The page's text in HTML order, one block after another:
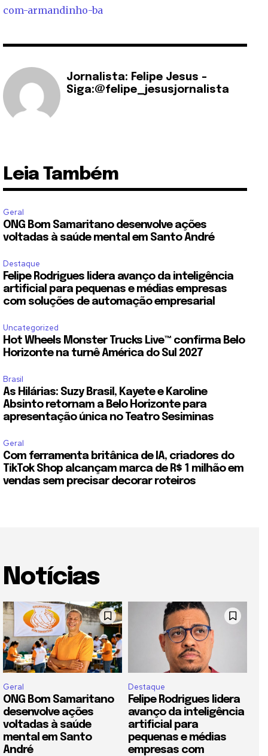
com-armandinho-ba
Jornalista: Felipe Jesus -
Siga:@felipe_jesusjornalista
Leia Também
Geral
ONG Bom Samaritano desenvolve ações
voltadas à saúde mental em Santo André
Destaque
Felipe Rodrigues lidera avanço da inteligência
artificial para pequenas e médias empresas
com soluções de automação empresarial
Uncategorized
Hot Wheels Monster Trucks Live™ confirma Belo
Horizonte na turnê América do Sul 2027
Brasil
As Hilárias: Suzy Brasil, Kayete e Karoline
Absinto retornam a Belo Horizonte para
apresentação única no Teatro Sesiminas
Geral
Com ferramenta britânica de IA, criadores do
TikTok Shop alcançam marca de R$ 1 milhão em
vendas sem precisar decorar roteiros
Notícias
Geral
ONG Bom Samaritano
desenvolve ações
voltadas à saúde
mental em Santo
André
Destaque
Felipe Rodrigues lidera
avanço da inteligência
artificial para
pequenas e médias
empresas com